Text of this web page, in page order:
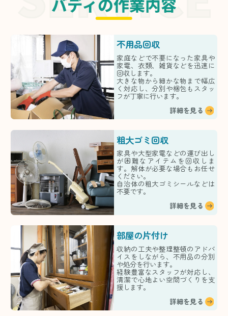
不用品回収
家庭などで不要になった家具や
家電、衣類、雑貨などを迅速に
回収します。
大きな物から細かな物まで幅広
く対応し、分別や梱包もスタッ
フが丁寧に行います。
詳細を見る
粗大ゴミ回収
家具や大型家電などの運び出し
が困難なアイテムを回収しま
す。解体が必要な場合もお任せ
ください。
自治体の粗大ゴミシールなどは
不要です。
詳細を見る
部屋の片付け
収納の工夫や整理整頓のアドバ
イスをしながら、不用品の分別
や処分を行います。
経験豊富なスタッフが対応し、
清潔で心地よい空間づくりを支
援します。
詳細を見る